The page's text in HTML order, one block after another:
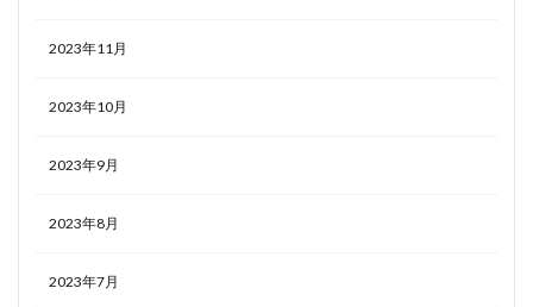
2023年11月
2023年10月
2023年9月
2023年8月
2023年7月